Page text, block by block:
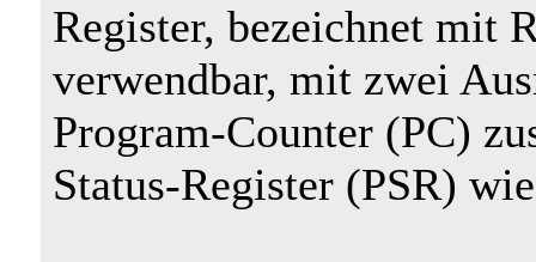
Register, bezeichnet mit
verwendbar, mit zwei
Program-Counter (PC)
Status-Register (PSR)